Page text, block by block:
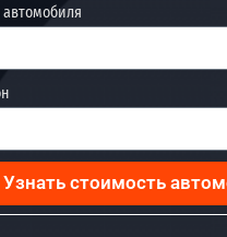
автомобиля
Узнать стоимость